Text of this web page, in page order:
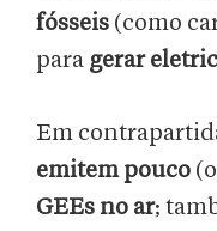
fósseis (como
para gerar
Em
emitem pouco
GEEs no ar;